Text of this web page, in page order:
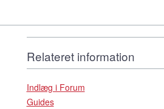
Relateret information
Indlæg i Forum
Guides